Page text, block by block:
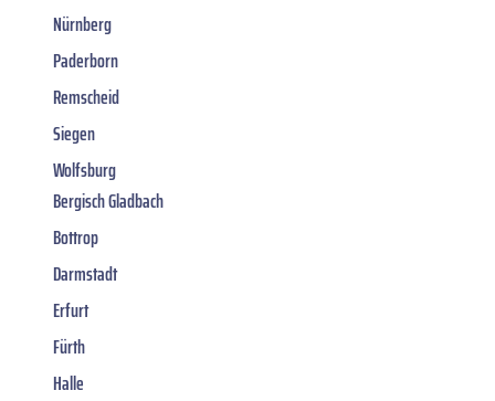
Nürnberg
Paderborn
Remscheid
Siegen
Wolfsburg
Bergisch Gladbach
Bottrop
Darmstadt
Erfurt
Fürth
Halle